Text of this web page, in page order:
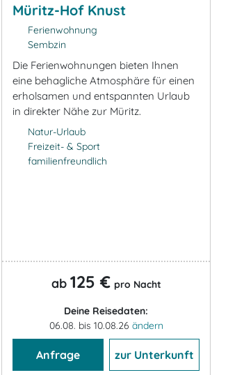
Müritz-Hof Knust
Ferienwohnung
Sembzin
Die Ferienwohnungen bieten Ihnen
eine behagliche Atmosphäre für einen
erholsamen und entspannten Urlaub
in direkter Nähe zur Müritz.
Natur-Urlaub
Freizeit- & Sport
familienfreundlich
ab 125 € pro Nacht
Deine Reisedaten:
06.08. bis 10.08.26 ändern
Anfrage zur Unterkunft